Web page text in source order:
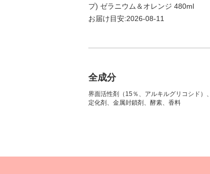
プ) ゼラニウム＆オレンジ 480ml
お届け目安:2026-08-11
全成分
界面活性剤（15％、アルキルグリコシド
定化剤、金属封鎖剤、酵素、香料